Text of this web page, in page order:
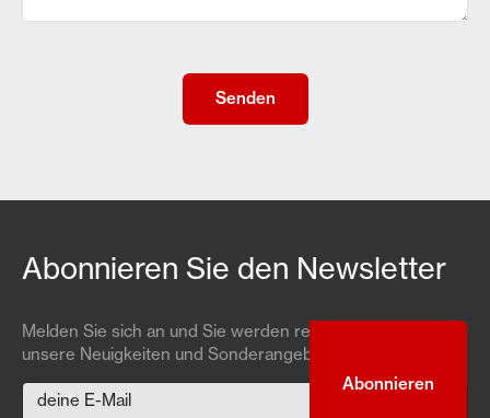
Abonnieren Sie den Newsletter
Melden Sie sich an und Sie werden rechtzeitig über
unsere Neuigkeiten und Sonderangebote informiert.
deine E-Mail